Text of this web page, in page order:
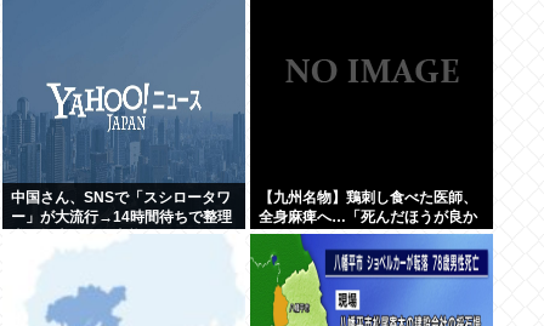
中国さん、SNSで「スシロータワ
ー」が大流行→14時間待ちで整理
券が転売される事態に…
【九州名物】鶏刺し食べた医師、
全身麻痺へ…「死んだほうが良か
った」